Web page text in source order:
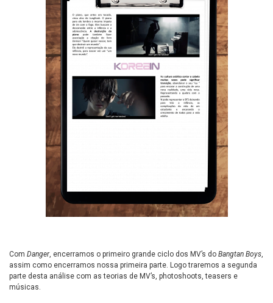
Com Danger, encerramos o primeiro grande ciclo dos MV’s do Bangtan Boys,
assim como encerramos nossa primeira parte. Logo traremos a segunda
parte desta análise com as teorias de MV’s, photoshoots, teasers e
músicas.